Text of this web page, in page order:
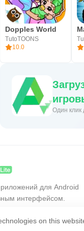
Dopples World
TutoTOONS
10.0
Один клик
on this
для Android
интерфейсом.